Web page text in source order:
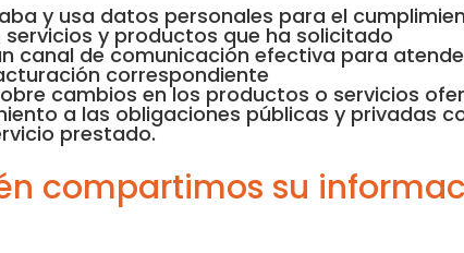
y usa datos personales para el
servicios y productos que ha solicitado
canal de comunicación efectiva para
correspondiente
cambios en los productos o servicios
a las obligaciones públicas y privadas
prestado.
compartimos su